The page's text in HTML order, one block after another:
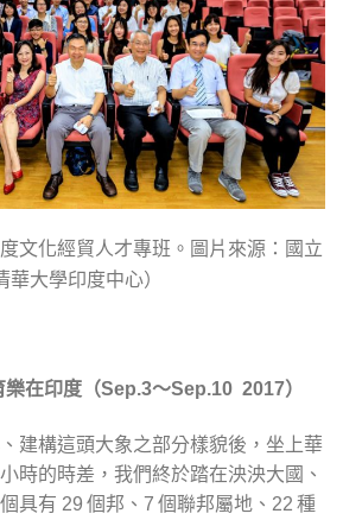
文化經貿人才專班。圖片來源：國立
華大學印度中心）
樂在印度（Sep.3～Sep.10 2017）
建構這頭大象之部分樣貌後，坐上華
時的時差，我們終於踏在泱泱大國、
具有 29 個邦、 7 個聯邦屬地、 22 種